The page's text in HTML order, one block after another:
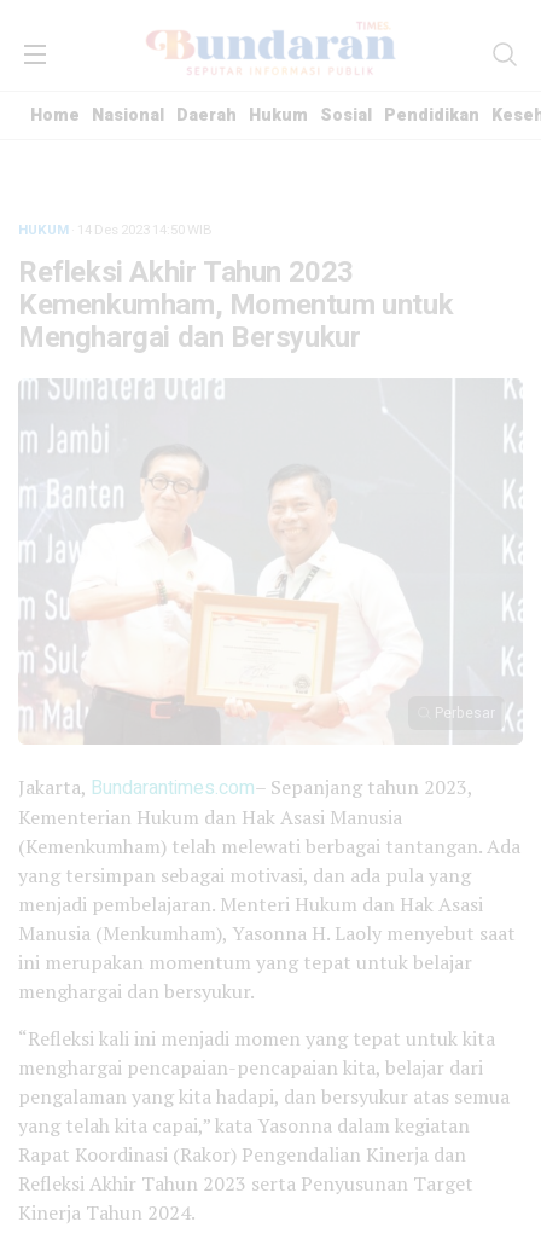
Home Nasional Daerah Hukum Sosial Pendidikan
HUKUM · 14 Des 2023 14:50WIB
Refleksi Akhir Tahun 2023
Kemenkumham, Momentum untuk
Menghargai dan Bersyukur
Perbesar
Jakarta, Bundarantimes.com– Sepanjang tahun 2023,
Kementerian Hukum dan Hak Asasi Manusia
(Kemenkumham) telah melewati berbagai tantangan. Ada
yang tersimpan sebagai motivasi, dan ada pula yang
menjadi pembelajaran. Menteri Hukum dan Hak Asasi
Manusia (Menkumham), Yasonna H. Laoly menyebut saat
ini merupakan momentum yang tepat untuk belajar
menghargai dan bersyukur.
“Refleksi kali ini menjadi momen yang tepat untuk kita
menghargai pencapaian-pencapaian kita, belajar dari
pengalaman yang kita hadapi, dan bersyukur atas semua
yang telah kita capai,” kata Yasonna dalam kegiatan
Rapat Koordinasi (Rakor) Pengendalian Kinerja dan
Refleksi Akhir Tahun 2023 serta Penyusunan Target
Kinerja Tahun 2024.